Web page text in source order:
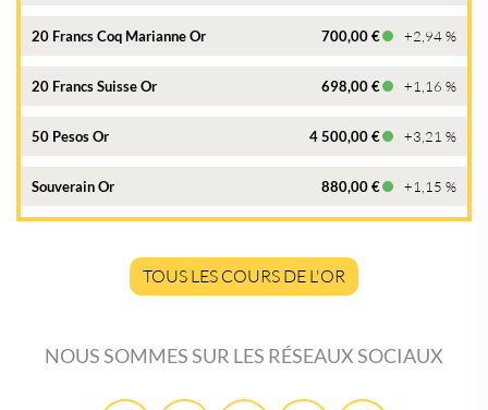
20 Francs Coq Marianne Or 700,00 € +2,94 %
20 Francs Suisse Or 698,00 € +1,16 %
50 Pesos Or 4 500,00 € +3,21 %
Souverain Or 880,00 € +1,15 %
TOUS LES COURS DE L'OR
NOUS SOMMES SUR LES RÉSEAUX SOCIAUX